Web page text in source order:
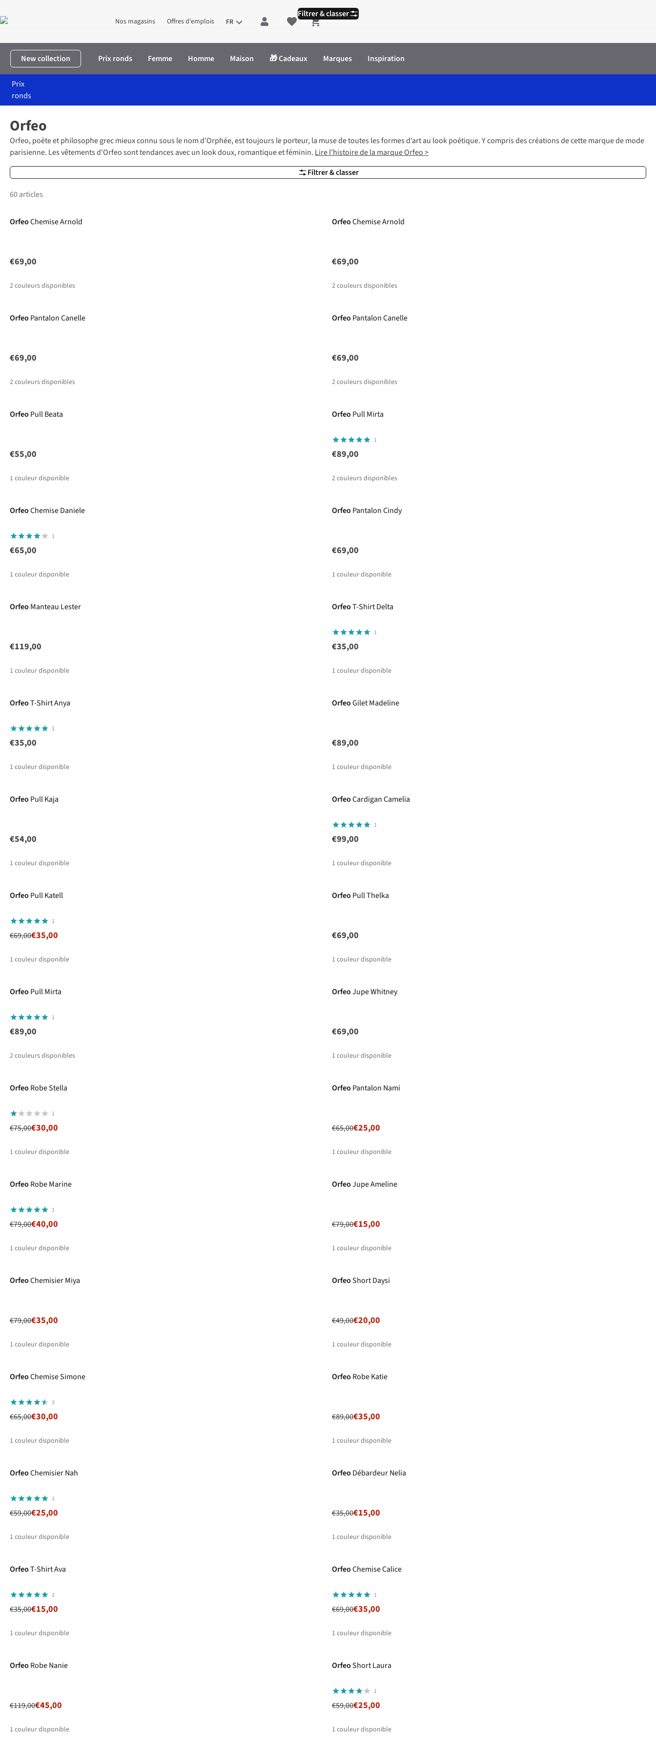
Nos magasins Offres d'emplois FR Shopping cart
New collection Prix ronds Femme Homme Maison 🎁 Cadeaux Marques Inspiration
Prix
ronds
Filtrer & classer
Filtrer & classer
Orfeo
Orfeo, poète et philosophe grec mieux connu sous le nom d’Orphée, est toujours le porteur, la muse de toutes les formes d’art au look poétique. Y compris des créations de cette marque de mode
parisienne. Les vêtements d'Orfeo sont tendances avec un look doux, romantique et féminin. Lire l’histoire de la marque Orfeo >
60 articles
Nouveautés
OrfeoChemise Arnold
€69,00
2couleurs disponibles
OrfeoChemise Arnold
€69,00
2couleurs disponibles
Orfeo Pantalon Canelle
€69,00
2couleurs disponibles
Orfeo Pantalon Canelle
€69,00
2couleurs disponibles
Orfeo Pull Beata
€55,00
1 couleur disponible
Orfeo Pull Mirta
1
€89,00
2couleurs disponibles
OrfeoChemise Daniele
1
€65,00
1 couleur disponible
Orfeo Pantalon Cindy
€69,00
1 couleur disponible
Orfeo Manteau Lester
€119,00
1 couleur disponible
OrfeoT-Shirt Delta
1
€35,00
1 couleur disponible
OrfeoT-Shirt Anya
1
€35,00
1 couleur disponible
OrfeoGilet Madeline
€89,00
1 couleur disponible
Orfeo Pull Kaja
€54,00
1 couleur disponible
OrfeoCardigan Camelia
1
€99,00
1 couleur disponible
Orfeo Pull Katell
1
€69,00€35,00
1 couleur disponible
Orfeo Pull Thelka
€69,00
1 couleur disponible
Orfeo Pull Mirta
1
€89,00
2couleurs disponibles
OrfeoJupe Whitney
€69,00
1 couleur disponible
Orfeo Robe Stella
1
€75,00€30,00
1 couleur disponible
Orfeo Pantalon Nami
€65,00€25,00
1 couleur disponible
Orfeo Robe Marine
1
€79,00€40,00
1 couleur disponible
OrfeoJupe Ameline
€79,00€15,00
1 couleur disponible
OrfeoChemisier Miya
€79,00€35,00
1 couleur disponible
OrfeoShort Daysi
€49,00€20,00
1 couleur disponible
OrfeoChemise Simone
3
€65,00€30,00
1 couleur disponible
Orfeo Robe Katie
€89,00€35,00
1 couleur disponible
OrfeoChemisier Nah
1
€59,00€25,00
1 couleur disponible
Orfeo Débardeur Nelia
€35,00€15,00
1 couleur disponible
OrfeoT-Shirt Ava
2
€35,00€15,00
1 couleur disponible
OrfeoChemise Calice
1
€69,00€35,00
1 couleur disponible
Orfeo Robe Nanie
€119,00€45,00
1 couleur disponible
OrfeoShort Laura
1
€59,00€25,00
1 couleur disponible